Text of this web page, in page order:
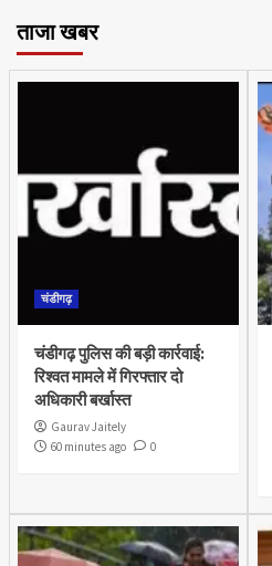
ताजा खबर
चंडीगढ़
चंडीगढ़ पुलिस की बड़ी कार्रवाई:
रिश्वत मामले में गिरफ्तार दो
अधिकारी बर्खास्त
Gaurav Jaitely
60 minutes ago
0